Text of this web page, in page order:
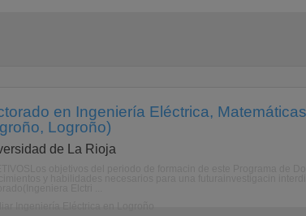
en Ingeniería Eléctrica,
Logroño)
de La Rioja